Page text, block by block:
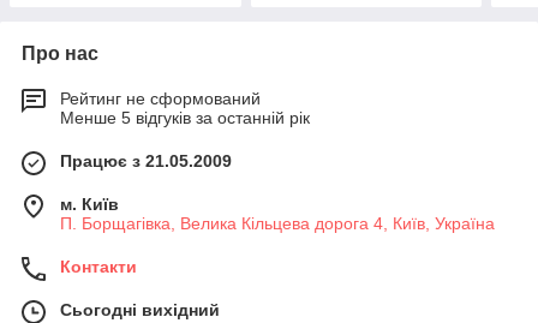
Про нас
Рейтинг не сформований
Менше 5 відгуків за останній рік
Працює з 21.05.2009
м. Київ
П. Борщагівка, Велика Кільцева дорога 4, Київ, Україна
Контакти
Сьогодні вихідний